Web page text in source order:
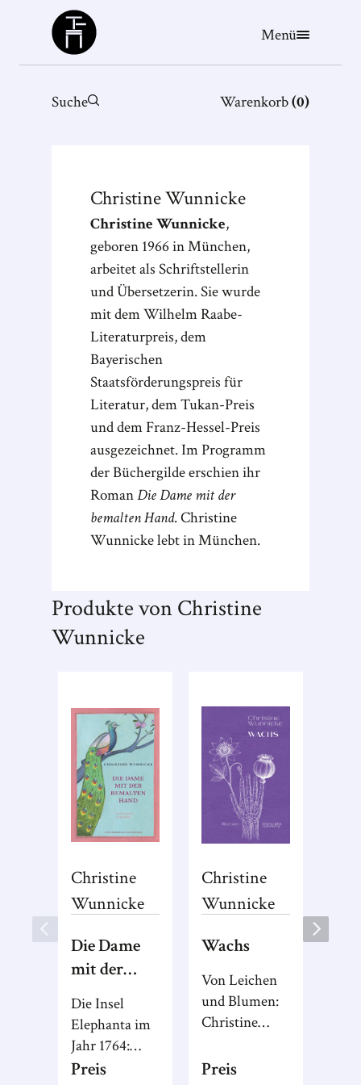
Büchergilde
Menü
Suche Warenkorb(0)
ChristineWunnicke
Christine Wunnicke,
geboren 1966 in München,
arbeitet als Schriftstellerin
und Übersetzerin. Sie wurde
mit dem Wilhelm Raabe-
Literaturpreis, dem
Bayerischen
Staatsförderungspreis für
Literatur, dem Tukan-Preis
und dem Franz-Hessel-Preis
ausgezeichnet. Im Programm
der Büchergilde erschien ihr
RomanDie Dame mit der
bemalten Hand. Christine
Wunnicke lebt in München.
Produkte von Christine
Wunnicke
Christine
Wunnicke
Die Dame
mit der
bemalten
Hand
Die Insel
Elephanta im
Jahr 1764:
Indien stand
Preis
Christine
Wunnicke
Wachs
Von Leichen
und Blumen:
Christine
erzählt die
Preis